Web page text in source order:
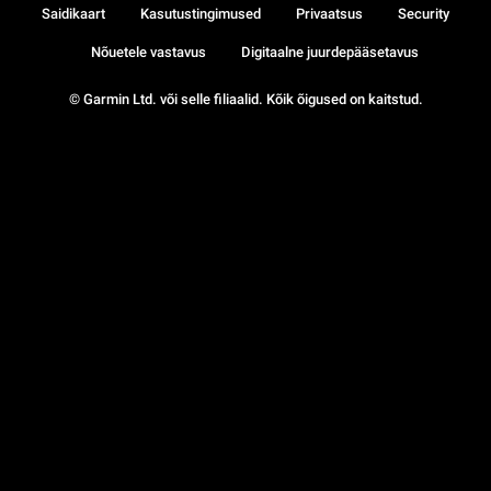
© Garmin Ltd. või selle filiaalid. Kõik õigused on kaitstud.
Saidikaart Kasutustingimused Privaatsus Security
Nõuetele vastavus Digitaalne juurdepääsetavus